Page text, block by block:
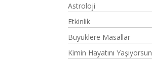
Astroloji
Etkinlik
Büyüklere Masallar
Kimin Hayatını Yaşıyorsun